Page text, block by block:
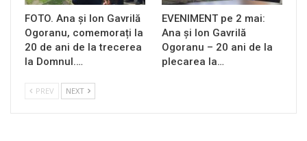
FOTO. Ana și Ion Gavrilă
Ogoranu, comemorați la
20 de ani de la trecerea
la Domnul.…
EVENIMENT pe 2 mai:
Ana și Ion Gavrilă
Ogoranu – 20 ani de la
plecarea la…
PREV NEXT